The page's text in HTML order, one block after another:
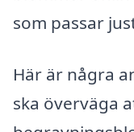
som passar
Här är några
ska överväga